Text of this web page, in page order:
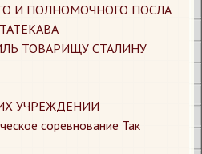
И ПОЛНОМОЧНОГО ПОСЛА
ТОВАРИЩУ СТАЛИНУ
УЧРЕЖДЕНИИ
соревнование Так